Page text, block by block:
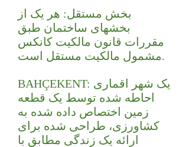
بخش مستقل: هر یک از
بخشهای ساختمان طبق
مقررات قانون مالکیت کانکس
مشمول مالکیت مستقل است.
BAHÇEKENT: یک شهر اقماری
احاطه شده توسط یک قطعه
زمین اختصاص داده شده به
کشاورزی، طراحی شده برای
ارائه یک زندگی مطابق با